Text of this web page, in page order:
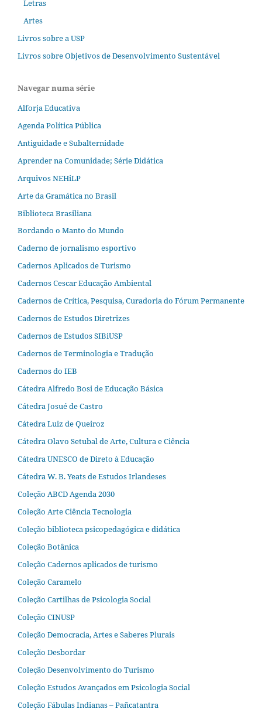
Letras
Artes
Livros sobre a USP
Livros sobre Objetivos de Desenvolvimento Sustentável
Navegar numa série
Alforja Educativa
Agenda Política Pública
Antiguidade e Subalternidade
Aprender na Comunidade; Série Didática
Arquivos NEHiLP
Arte da Gramática no Brasil
Biblioteca Brasiliana
Bordando o Manto do Mundo
Caderno de jornalismo esportivo
Cadernos Aplicados de Turismo
Cadernos Cescar Educação Ambiental
Cadernos de Crítica, Pesquisa, Curadoria do Fórum Permanente
Cadernos de Estudos Diretrizes
Cadernos de Estudos SIBiUSP
Cadernos de Terminologia e Tradução
Cadernos do IEB
Cátedra Alfredo Bosi de Educação Básica
Cátedra Josué de Castro
Cátedra Luiz de Queiroz
Cátedra Olavo Setubal de Arte, Cultura e Ciência
Cátedra UNESCO de Direto à Educação
Cátedra W. B. Yeats de Estudos Irlandeses
Coleção ABCD Agenda 2030
Coleção Arte Ciência Tecnologia
Coleção biblioteca psicopedagógica e didática
Coleção Botânica
Coleção Cadernos aplicados de turismo
Coleção Caramelo
Coleção Cartilhas de Psicologia Social
Coleção CINUSP
Coleção Democracia, Artes e Saberes Plurais
Coleção Desbordar
Coleção Desenvolvimento do Turismo
Coleção Estudos Avançados em Psicologia Social
Coleção Fábulas Indianas – Pañcatantra